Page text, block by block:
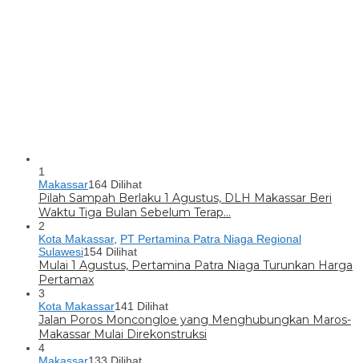
1
Makassar164 Dilihat
Pilah Sampah Berlaku 1 Agustus, DLH Makassar Beri
Waktu Tiga Bulan Sebelum Terap…
2
Kota Makassar, PT Pertamina Patra Niaga Regional
Sulawesi154 Dilihat
Mulai 1 Agustus, Pertamina Patra Niaga Turunkan Harga
Pertamax
3
Kota Makassar141 Dilihat
Jalan Poros Moncongloe yang Menghubungkan Maros-
Makassar Mulai Direkonstruksi
4